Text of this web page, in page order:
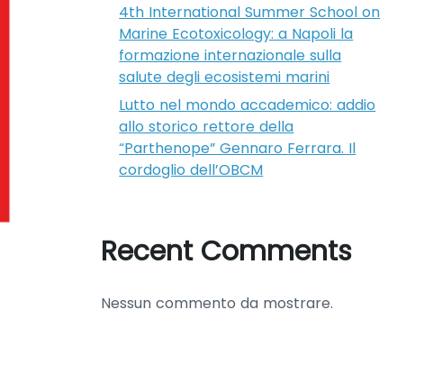
4th International Summer School on
Marine Ecotoxicology: a Napoli la
formazione internazionale sulla
salute degli ecosistemi marini
Lutto nel mondo accademico: addio
allo storico rettore della
“Parthenope” Gennaro Ferrara. Il
cordoglio dell’OBCM
Recent Comments
Nessun commento da mostrare.